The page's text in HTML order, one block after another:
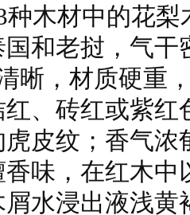
种木材中的花
和老挝，气干
晰，材质硬重
、砖红或紫
皮纹；香气浓
味，在红木
水浸出液浅黄